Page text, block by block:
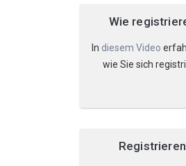
Wie
In diesem Video
wie Sie sich